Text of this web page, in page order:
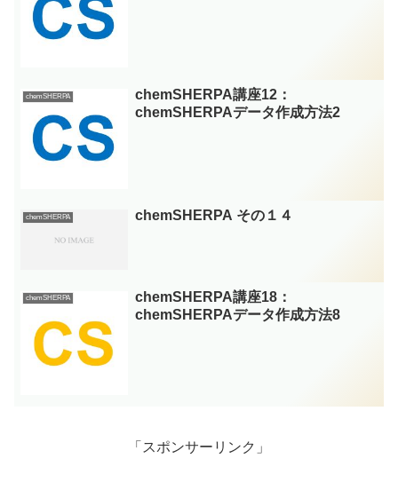
chemSHERPA
chemSHERPA講座12：
chemSHERPAデータ作成方法2
chemSHERPA chemSHERPA その１４
chemSHERPA
chemSHERPA講座18：
chemSHERPAデータ作成方法8
「スポンサーリンク」